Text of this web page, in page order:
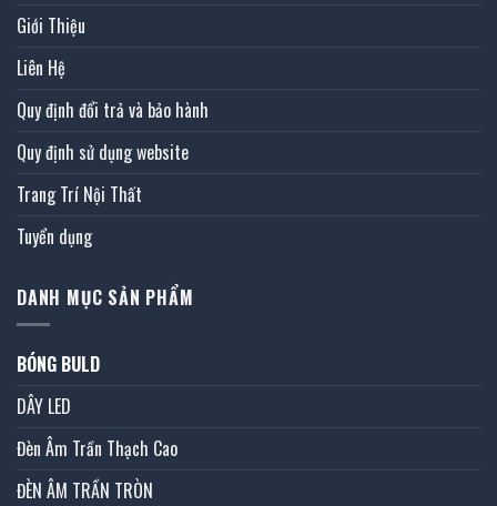
Giới Thiệu
Liên Hệ
Quy định đổi trả và bảo hành
Quy định sử dụng website
Trang Trí Nội Thất
Tuyển dụng
DANH MỤC SẢN PHẨM
BÓNG BULD
DÂY LED
Đèn Âm Trần Thạch Cao
ĐÈN ÂM TRẦN TRÒN